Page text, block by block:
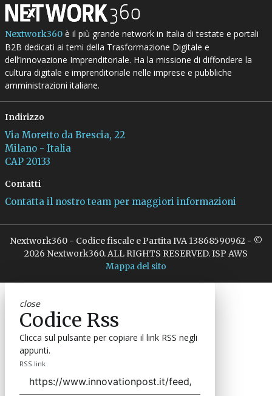
Nextwork360è il più grande network in Italia di testate e portali
B2B dedicati ai temi della Trasformazione Digitale e
dell’Innovazione Imprenditoriale. Ha la missione di diffondere la
cultura digitale e imprenditoriale nelle imprese e pubbliche
amministrazioni italiane.
Indirizzo
Via Moretto da Brescia, 22
Milano - Italia
CAP 20133
Contatti
Contatta il nostro team per maggiori informazioni
Nextwork360 - Codice fiscale e Partita IVA 13868590962 - ©
2026 Nextwork360. ALL RIGHTS RESERVED. ISP AWS
Mappa del sito
close
Codice Rss
Clicca sul pulsante per copiare il link RSS negli
appunti.
RSS link